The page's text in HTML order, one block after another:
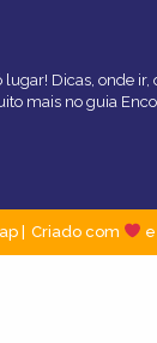
Dicas, onde ir,
mais no guia
Criado com e